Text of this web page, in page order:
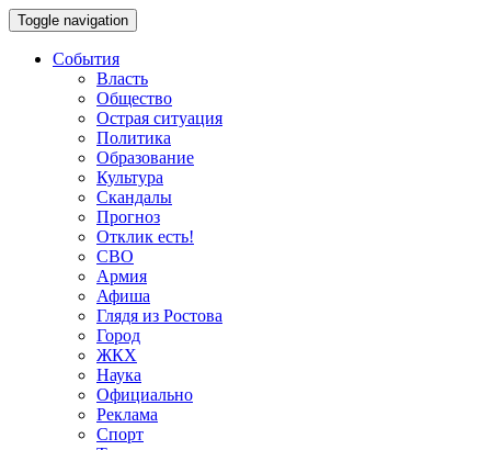
Toggle navigation
События
Власть
Общество
Острая ситуация
Политика
Образование
Культура
Скандалы
Прогноз
Отклик есть!
СВО
Армия
Афиша
Глядя из Ростова
Город
ЖКХ
Наука
Официально
Реклама
Спорт